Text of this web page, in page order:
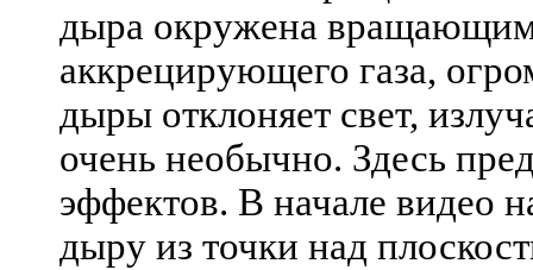
дыра окружена
аккрецирующего газа,
дыры отклоняет свет,
очень необычно. Здесь
эффектов. В начале видео
дыру из точки над